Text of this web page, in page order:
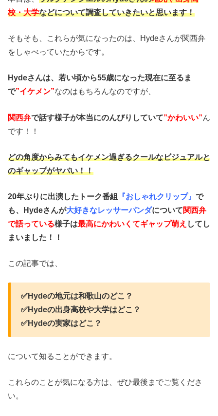
校・大学などについて調査していきたいと思います！
そもそも、これらが気になったのは、Hydeさんが関西弁
をしゃべっていたからです。
Hydeさんは、若い頃から55歳になった現在に至るま
で”イケメン”なのはもちろんなのですが、
関西弁で話す様子が本当にのんびりしていて”かわいい”ん
です！！
どの角度からみてもイケメン過ぎるクールなビジュアルと
のギャップがヤバい！！
20年ぶりに出演したトーク番組 『おしゃれクリップ』 で
も、Hydeさんが大好きなレッサーパンダについて関西弁
で語っている様子は最高にかわいくてギャップ萌え してし
まいました！！
この記事では、
✅Hydeの地元は和歌山のどこ？
✅Hydeの出身高校や大学はどこ？
✅Hydeの実家はどこ？
について知ることができます。
これらのことが気になる方は、ぜひ最後までご覧くださ
い。